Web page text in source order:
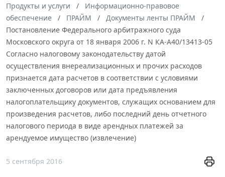
Продукты и услуги
Информационно-правовое
обеспечение
ПРАЙМ
Документы ленты ПРАЙМ
Постановление Федерального арбитражного суда
Московского округа от 18 января 2006 г. N КА-А40/13413-05
Согласно налоговому законодательству датой
осуществления внереализационных и прочих расходов
признается дата расчетов в соответствии с условиями
заключенных договоров или дата предъявления
налогоплательщику документов, служащих основанием для
произведения расчетов, либо последний день отчетного
налогового периода в виде арендных платежей за
арендуемое имущество (извлечение)
5 сентября 2016